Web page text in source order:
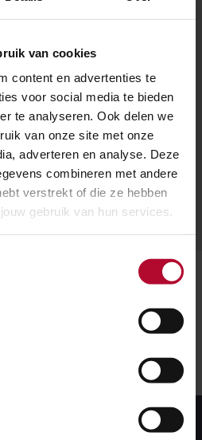
van cookies
content en advertenties te
voor social media te bieden
te analyseren. Ook delen we
van onze site met onze
adverteren en analyse. Deze
combineren met andere
verstrekt of die ze hebben
gebruik van hun services.
en
nieuws